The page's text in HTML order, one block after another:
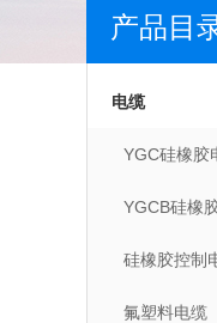
产品目
电缆
YGC硅橡胶
YGCB硅橡
硅橡胶控制
氟塑料电缆